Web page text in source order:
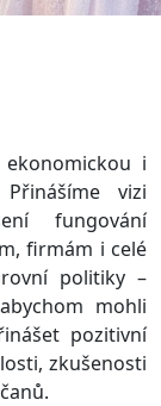
i
vizi
fungování
firmám i celé
politiky –
mohli
pozitivní
zkušenosti